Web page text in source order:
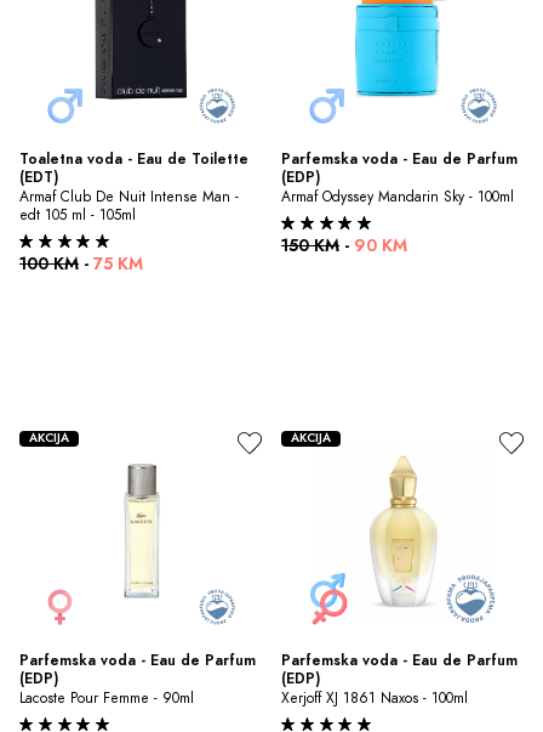
Toaletna voda - Eau de Toilette
(EDT)
Armaf Club De Nuit Intense Man -
edt 105 ml - 105ml
100 KM - 75 KM
Parfemska voda - Eau de Parfum
(EDP)
Armaf Odyssey Mandarin Sky - 100ml
150 KM - 90 KM
Parfemska voda - Eau de Parfum
(EDP)
Lacoste Pour Femme - 90ml
AKCIJA
Parfemska voda - Eau de Parfum
(EDP)
Xerjoff XJ 1861 Naxos - 100ml
AKCIJA